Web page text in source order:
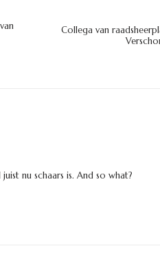
Collega van
nu schaars is. And so what?